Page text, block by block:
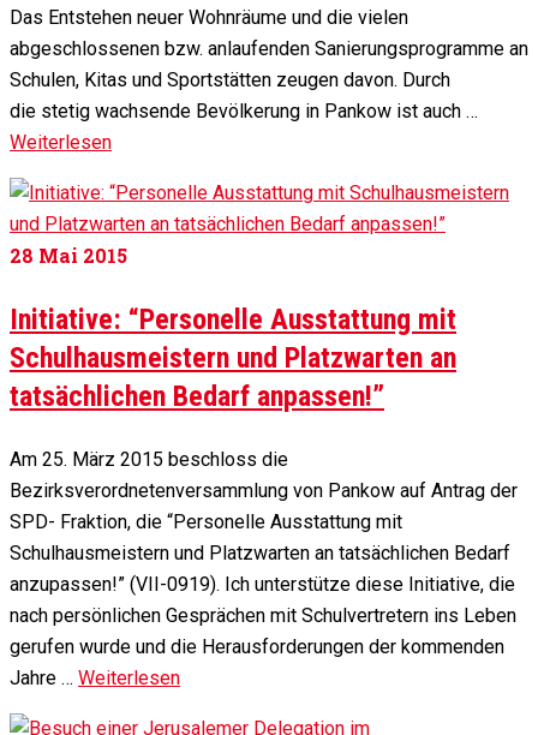
Das Entstehen neuer Wohnräume und die vielen
abgeschlossenen bzw. anlaufenden Sanierungsprogramme an
Schulen, Kitas und Sportstätten zeugen davon. Durch
die stetig wachsende Bevölkerung in Pankow ist auch …
Weiterlesen
28 Mai 2015
Initiative: “Personelle Ausstattung mit
Schulhausmeistern und Platzwarten an
tatsächlichen Bedarf anpassen!”
Am 25. März 2015 beschloss die
Bezirksverordnetenversammlung von Pankow auf Antrag der
SPD- Fraktion, die “Personelle Ausstattung mit
Schulhausmeistern und Platzwarten an tatsächlichen Bedarf
anzupassen!” (VII-0919). Ich unterstütze diese Initiative, die
nach persönlichen Gesprächen mit Schulvertretern ins Leben
gerufen wurde und die Herausforderungen der kommenden
Jahre … Weiterlesen